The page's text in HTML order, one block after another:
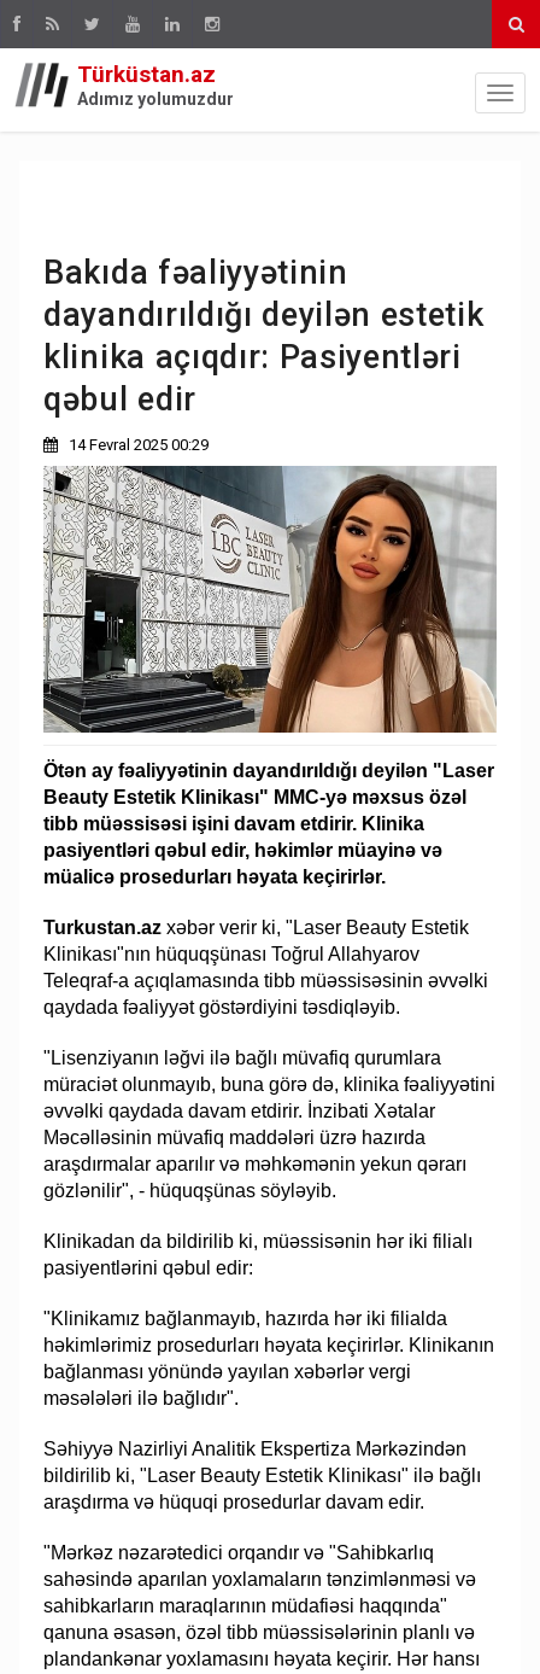
Türküstan.az
Adımız yolumuzdur
Bakıda fəaliyyətinin
dayandırıldığı deyilən estetik
klinika açıqdır: Pasiyentləri
qəbul edir
14 Fevral 2025 00:29
Ötən ay fəaliyyətinin dayandırıldığı deyilən "Laser
Beauty Estetik Klinikası" MMC-yə məxsus özəl
tibb müəssisəsi işini davam etdirir. Klinika
pasiyentləri qəbul edir, həkimlər müayinə və
müalicə prosedurları həyata keçirirlər.
Turkustan.az xəbər verir ki, "Laser Beauty Estetik
Klinikası"nın hüquqşünası Toğrul Allahyarov
Teleqraf-a açıqlamasında tibb müəssisəsinin əvvəlki
qaydada fəaliyyət göstərdiyini təsdiqləyib.
"Lisenziyanın ləğvi ilə bağlı müvafiq qurumlara
müraciət olunmayıb, buna görə də, klinika fəaliyyətini
əvvəlki qaydada davam etdirir. İnzibati Xətalar
Məcəlləsinin müvafiq maddələri üzrə hazırda
araşdırmalar aparılır və məhkəmənin yekun qərarı
gözlənilir", - hüquqşünas söyləyib.
Klinikadan da bildirilib ki, müəssisənin hər iki filialı
pasiyentlərini qəbul edir:
"Klinikamız bağlanmayıb, hazırda hər iki filialda
həkimlərimiz prosedurları həyata keçirirlər. Klinikanın
bağlanması yönündə yayılan xəbərlər vergi
məsələləri ilə bağlıdır".
Səhiyyə Nazirliyi Analitik Ekspertiza Mərkəzindən
bildirilib ki, "Laser Beauty Estetik Klinikası" ilə bağlı
araşdırma və hüquqi prosedurlar davam edir.
"Mərkəz nəzarətedici orqandır və "Sahibkarlıq
sahəsində aparılan yoxlamaların tənzimlənməsi və
sahibkarların maraqlarının müdafiəsi haqqında"
qanuna əsasən, özəl tibb müəssisələrinin planlı və
plandankənar yoxlamasını həyata keçirir. Hər hansı